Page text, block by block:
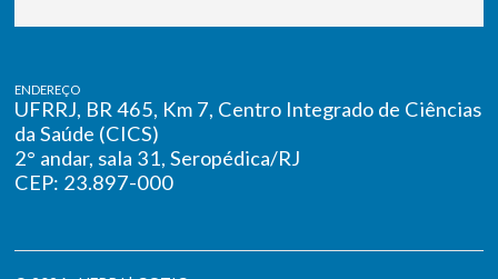
ENDEREÇO
UFRRJ, BR 465, Km 7, Centro Integrado de Ciências
da Saúde (CICS)
2° andar, sala 31, Seropédica/RJ
CEP: 23.897-000